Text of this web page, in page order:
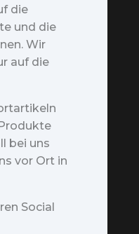
die
und die
Wir
auf die
bei uns
vor Ort in
Social